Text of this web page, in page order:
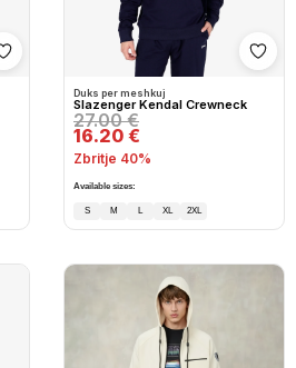
Shto në wishlist
Duks per meshkuj
Slazenger Kendal Crewneck
27.00 €
16.20 €
Zbritje 40%
Available sizes:
S M L XL 2XL